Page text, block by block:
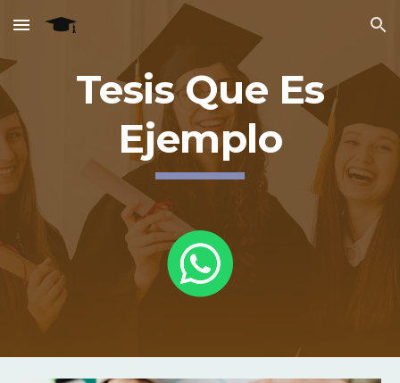
Skip to main content Skip to navigation
Tesis Que Es
Ejemplo